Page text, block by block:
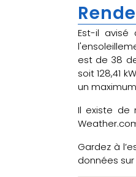
Est-il avisé
est de 38
soit 128,41
un
Il existe de
Gardez à
données